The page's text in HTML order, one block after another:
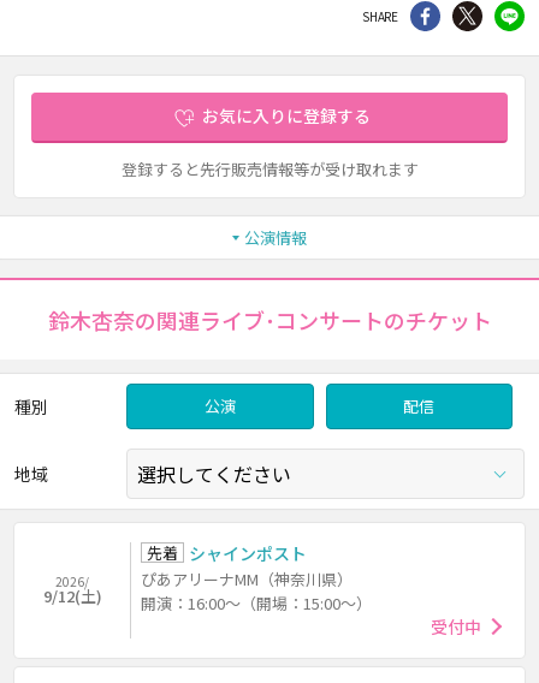
SHARE シェア Twitter
お気に入りに登録する
登録すると先行販売情報等が受け取れます
公演情報
鈴木杏奈の関連ライブ･コンサートのチケット
種別 公演 配信
地域
2026/
9/12(土)
先着 シャインポスト
ぴあアリーナMM（神奈川県）
開演：16:00～（開場：15:00～）
受付中